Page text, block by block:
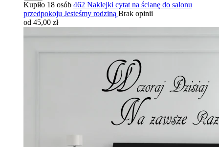
Kupiło 18 osób 462 Naklejki cytat na ścianę do salonu
przedpokoju Jesteśmy rodziną Brak opinii
od 45,00 zł